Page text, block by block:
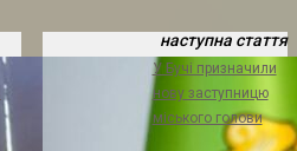
наступна стаття
У Бучі призначили
нову заступницю
міського голови